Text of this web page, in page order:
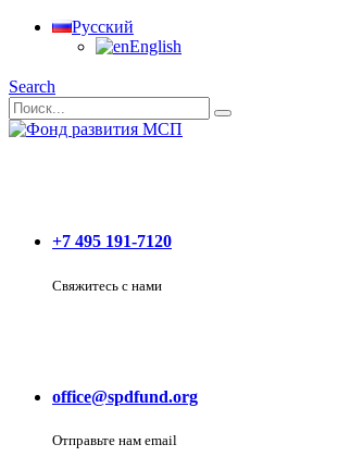
Русский
English
Search
+7 495 191-7120
Свяжитесь с нами
office@spdfund.org
Отправьте нам email